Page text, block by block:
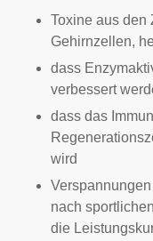
Toxine aus den
Gehirnzellen,
dass
verbessert
dass das
wird
nach
die